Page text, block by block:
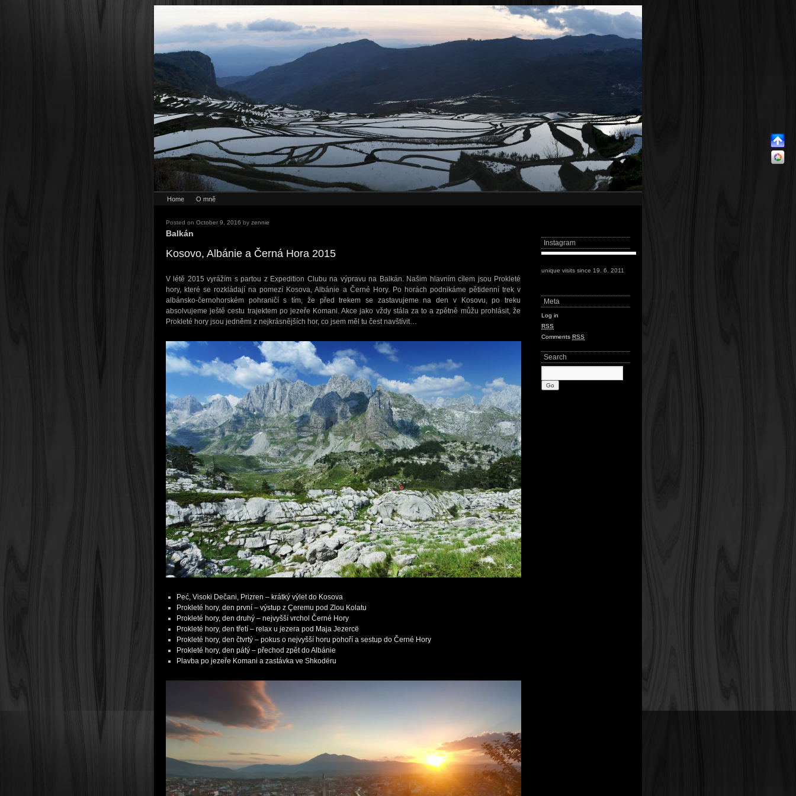
Home O mně
Posted on October 9, 2016 by zennie
Balkán
Kosovo, Albánie a Černá Hora 2015
V létě 2015 vyrážím s partou z Expedition Clubu na výpravu na Balkán. Našim hlavním cílem jsou Prokleté
hory, které se rozkládají na pomezí Kosova, Albánie a Černé Hory. Po horách podnikáme pětidenní trek v
albánsko-černohorském pohraničí s tím, že před trekem se zastavujeme na den v Kosovu, po treku
absolvujeme ještě cestu trajektem po jezeře Komani. Akce jako vždy stála za to a zpětně můžu prohlásit, že
Prokleté hory jsou jedněmi z nejkrásnějších hor, co jsem měl tu čest navštívit…
Peć, Visoki Dečani, Prizren – krátký výlet do Kosova
Prokleté hory, den první – výstup z Çeremu pod Zlou Kolatu
Prokleté hory, den druhý – nejvyšší vrchol Černé Hory
Prokleté hory, den třetí – relax u jezera pod Maja Jezercë
Prokleté hory, den čtvrtý – pokus o nejvyšší horu pohoří a sestup do Černé Hory
Prokleté hory, den pátý – přechod zpět do Albánie
Plavba po jezeře Komani a zastávka ve Shkodëru
Instagram
unique visits since 19. 6. 2011
Meta
Log in
RSS
Comments RSS
Search